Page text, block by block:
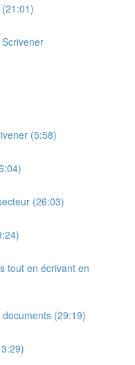
(5:58)
(26:03)
tout en écrivant en
(29:19)